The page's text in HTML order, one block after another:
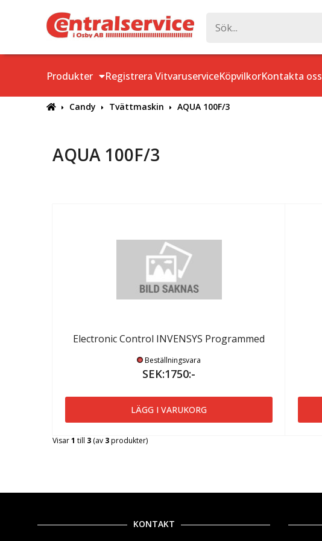
Produkter Registrera VitvaruserviceKöpvilkorKontakta oss
Candy Tvättmaskin AQUA 100F/3
AQUA 100F/3
Electronic Control INVENSYS Programmed
Beställningsvara
SEK:1750:-
LÄGG I VARUKORG
Visar1 till 3 (av 3produkter)
KONTAKT